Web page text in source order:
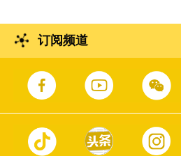
订阅频道